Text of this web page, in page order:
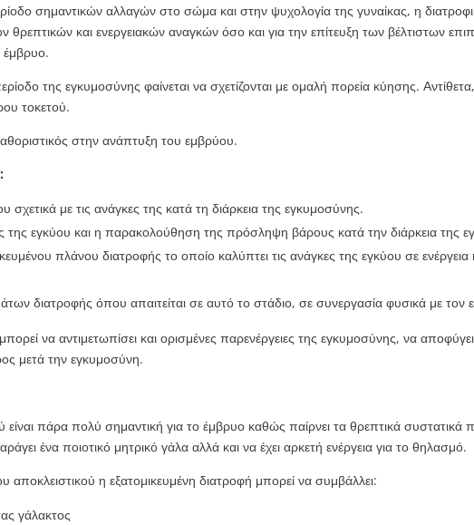
σημαντικών αλλαγών στο σώμα και στην ψυχολογία της γυναίκας, η
θρεπτικών και ενεργειακών αναγκών όσο και για την επίτευξη των βέλτιστων
έμβρυο.
της εγκυμοσύνης φαίνεται να σχετίζονται με ομαλή πορεία κύησης.
τοκετού.
στην ανάπτυξη του εμβρύου.
σχετικά με τις ανάγκες της κατά τη διάρκεια της εγκυμοσύνης.
της εγκύου και η παρακολούθηση της πρόσληψη βάρους κατά την διάρκεια της
πλάνου διατροφής το οποίο καλύπτει τις ανάγκες της εγκύου σε
διατροφής όπου απαιτείται σε αυτό το στάδιο, σε συνεργασία φυσικά με τον
να αντιμετωπίσει και ορισμένες παρενέργειες της εγκυμοσύνης, να
μετά την εγκυμοσύνη.
πάρα πολύ σημαντική για το έμβρυο καθώς παίρνει τα θρεπτικά συστατικά
ένα ποιοτικό μητρικό γάλα αλλά και να έχει αρκετή ενέργεια για το θηλασμό.
αποκλειστικού η εξατομικευμένη διατροφή μπορεί να συμβάλλει:
γάλακτος